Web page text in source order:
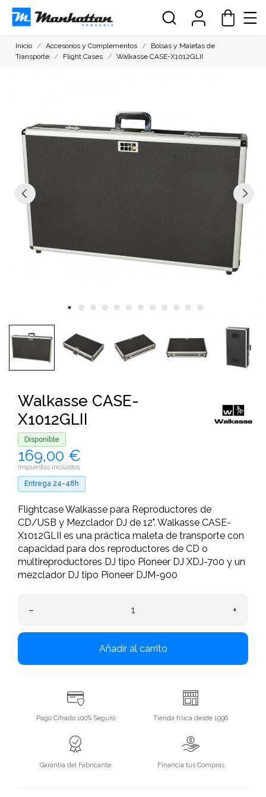
Inicio Accesorios y Complementos
Bolsas y Maletas de
Transporte
Flight Cases Walkasse CASE-X1012GLII
Walkasse CASE-
X1012GLII
Disponible
169,00 €
Impuestos incluidos
Entrega 24-48h
Flightcase Walkasse para Reproductores de
CD/USB y Mezclador DJ de 12". Walkasse CASE-
X1012GLII es una práctica maleta de transporte con
capacidad para dos reproductores de CD o
multireproductores DJ tipo Pioneer DJ XDJ-700 y un
mezclador DJ tipo Pioneer DJM-900
– +
Añadir al carrito
Pago Cifrado 100% Seguro Tienda física desde 1996
Garantía del Fabricante Financia tus Compras